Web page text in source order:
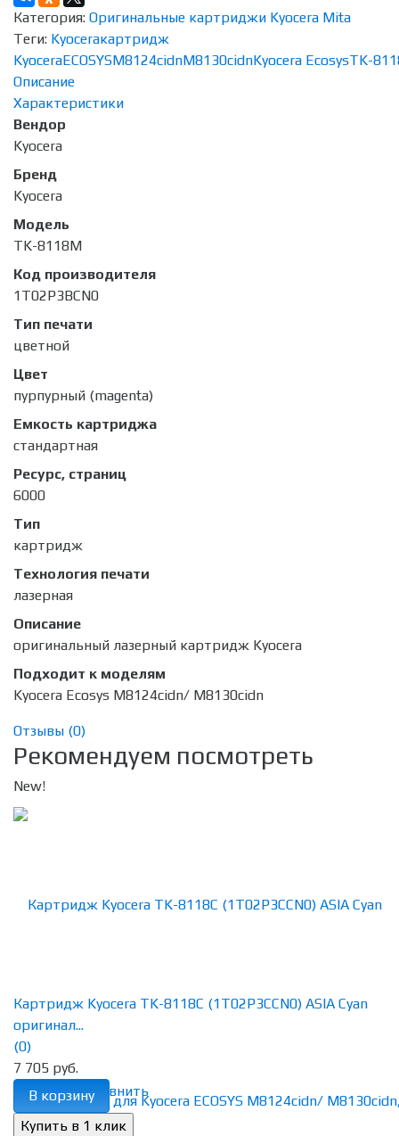
Категория: Оригинальные картриджи Kyocera Mita
Теги: Kyoceraкартридж
KyoceraECOSYSM8124cidnM8130cidnKyocera EcosysTK-
Описание
Характеристики
Вендор
Kyocera
Бренд
Kyocera
Модель
TK-8118M
Код производителя
1T02P3BCN0
Тип печати
цветной
Цвет
пурпурный (magenta)
Емкость картриджа
стандартная
Ресурс, страниц
6000
Тип
картридж
Технология печати
лазерная
Описание
оригинальный лазерный картридж Kyocera
Подходит к моделям
Kyocera Ecosys M8124cidn/ M8130cidn
Отзывы (0)
Рекомендуем посмотреть
New!
избранное сравнить
Картридж Kyocera TK-8118C (1T02P3CCN0) ASIA Cyan
оригинал...
(0)
7 705 руб.
В корзину